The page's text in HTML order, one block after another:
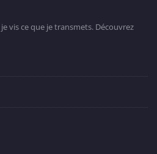
vis ce que je transmets. Découvrez